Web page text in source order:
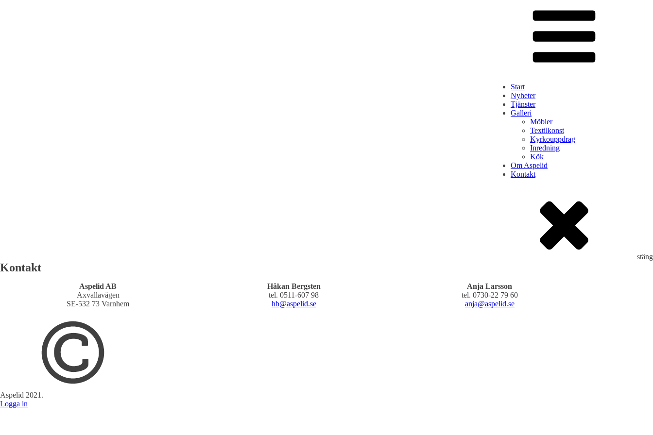
Start
Nyheter
Tjänster
Galleri
Möbler
Textilkonst
Kyrkouppdrag
Inredning
Kök
Om Aspelid
Kontakt
stäng
Kontakt
Aspelid AB
Axvallavägen
SE-532 73 Varnhem
Håkan Bergsten
tel. 0511-607 98
hb@aspelid.se
Anja Larsson
tel. 0730-22 79 60
anja@aspelid.se
Aspelid 2021.
Logga in